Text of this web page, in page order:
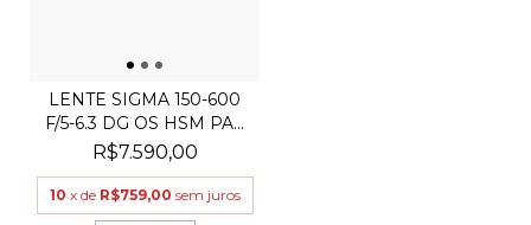
LENTE SIGMA 150-600
F/5-6.3 DG OS HSM PA...
R$7.590,00
10 x de R$759,00 sem juros